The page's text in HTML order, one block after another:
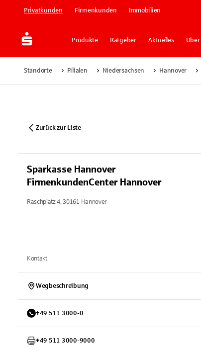
Privatkunden Firmenkunden Immobilien
Produkte Ratgeber Aktuelles
Standorte Filialen Niedersachsen Hannover
Zurück zur Liste
Sparkasse Hannover
FirmenkundenCenter Hannover
Raschplatz 4, 30161 Hannover
Kontakt
Wegbeschreibung
+49 511 3000-0
+49 511 3000-9000